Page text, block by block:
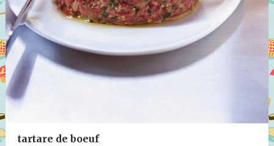
tartare de boeuf